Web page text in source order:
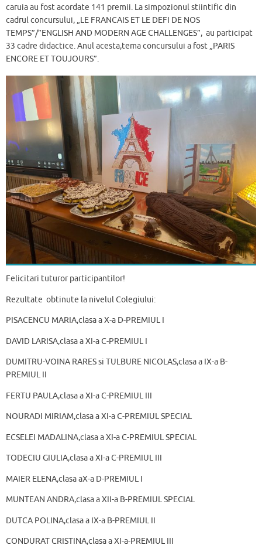
caruia au fost acordate 141 premii. La simpozionul stiintific din
cadrul concursului, „LE FRANCAIS ET LE DEFI DE NOS
TEMPS”/”ENGLISH AND MODERN AGE CHALLENGES”, au participat
33 cadre didactice. Anul acesta,tema concursului a fost „PARIS
ENCORE ET TOUJOURS”.
Felicitari tuturor participantilor!
Rezultate obtinute la nivelul Colegiului:
PISACENCU MARIA,clasa a X-a D-PREMIUL I
DAVID LARISA,clasa a XI-a C-PREMIUL I
DUMITRU-VOINA RARES si TULBURE NICOLAS,clasa a IX-a B-
PREMIUL II
FERTU PAULA,clasa a XI-a C-PREMIUL III
NOURADI MIRIAM,clasa a XI-a C-PREMIUL SPECIAL
ECSELEI MADALINA,clasa a XI-a C-PREMIUL SPECIAL
TODECIU GIULIA,clasa a XI-a C-PREMIUL III
MAIER ELENA,clasa aX-a D-PREMIUL I
MUNTEAN ANDRA,clasa a XII-a B-PREMIUL SPECIAL
DUTCA POLINA,clasa a IX-a B-PREMIUL II
CONDURAT CRISTINA,clasa a XI-a-PREMIUL III